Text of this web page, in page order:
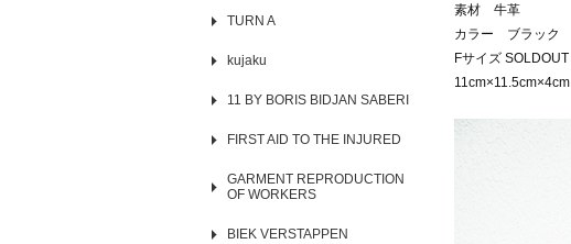
素材 牛革
カラー ブラック
Fサイズ SOLDOUT
11cm×11.5cm×4cm
TURN A
kujaku
11 BY BORIS BIDJAN SABERI
FIRST AID TO THE INJURED
GARMENT REPRODUCTION
OF WORKERS
BIEK VERSTAPPEN